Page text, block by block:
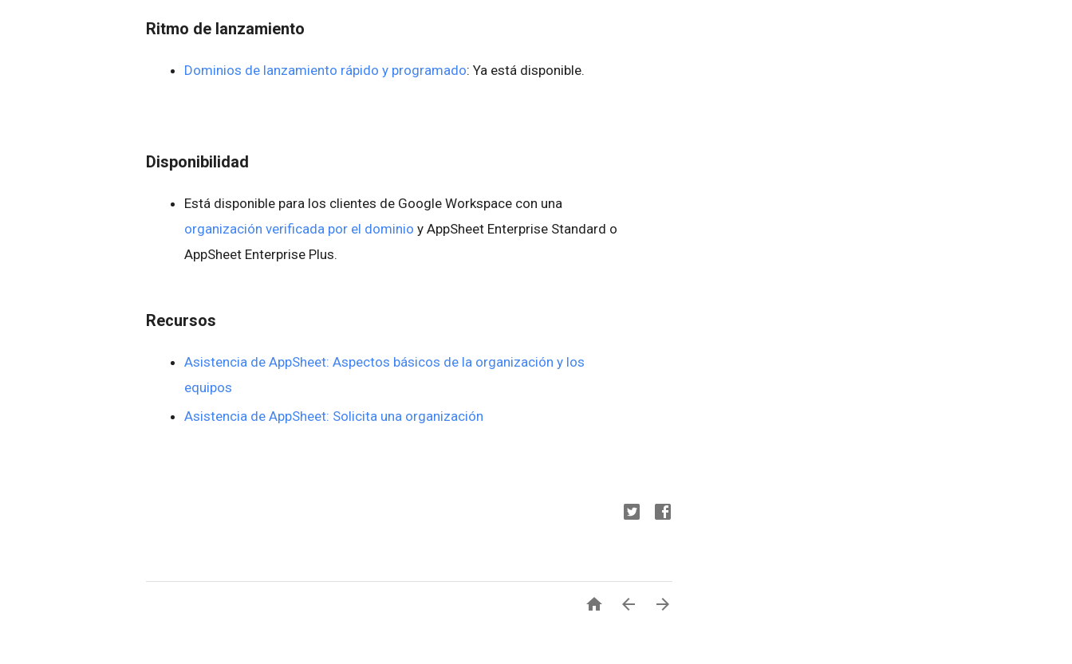
Ritmo de lanzamiento
Dominios de lanzamiento rápido y programado: Ya está disponible.
Disponibilidad
Está disponible para los clientes de Google Workspace con una
organización verificada por el dominio y AppSheet Enterprise Standard o
AppSheet Enterprise Plus.
Recursos
Asistencia de AppSheet: Aspectos básicos de la organización y los
equipos
Asistencia de AppSheet: Solicita una organización
  